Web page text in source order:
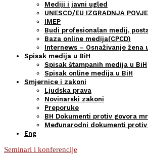
Mediji i javni ugled
UNESCO/EU IZGRADNJA
IMEP
Budi profesionalan medij,
Baza online medija(CPCD)
Internews – Osnaživanje
Spisak medija u BiH
Spisak štampanih medija u BiH
Spisak online medija u BiH
Smjernice i zakoni
Ljudska prava
Novinarski zakoni
Preporuke
BH Dokumenti protiv govora
Međunarodni dokumenti
Eng
Seminari i konferencije